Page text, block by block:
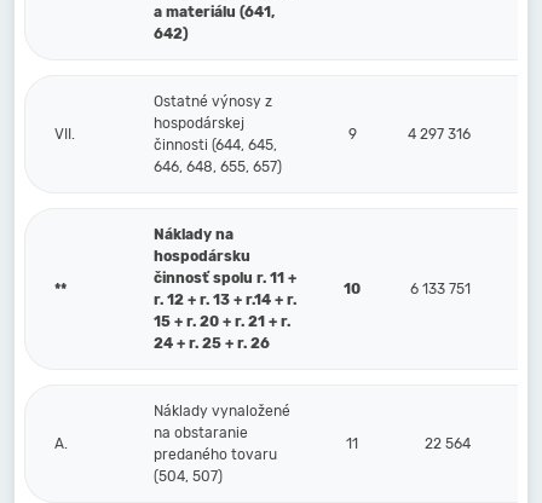
a materiálu (641,
642)
VII.
Ostatné výnosy z
hospodárskej
činnosti (644, 645,
646, 648, 655, 657)
9 4 297 316
**
Náklady na
hospodársku
činnosť spolu r. 11 +
r. 12 + r. 13 + r.14 + r.
15 + r. 20 + r. 21 + r.
24 + r. 25 + r. 26
10 6 133 751
A.
Náklady vynaložené
na obstaranie
predaného tovaru
(504, 507)
11 22 564